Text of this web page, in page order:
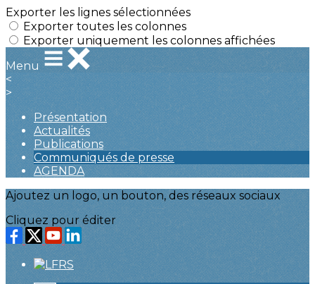
Exporter les lignes sélectionnées
Exporter toutes les colonnes
Exporter uniquement les colonnes affichées
Menu
<
>
Présentation
Actualités
Publications
Communiqués de presse
AGENDA
Ajoutez un logo, un bouton, des réseaux sociaux
Cliquez pour éditer